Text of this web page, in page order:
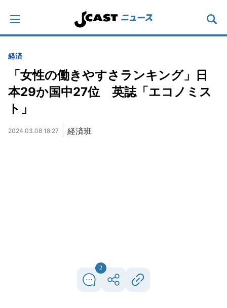
経済
「女性の働きやすさランキング」日
本29か国中27位 英誌「エコノミス
ト」
2024.03.08 18:27 経済班
2